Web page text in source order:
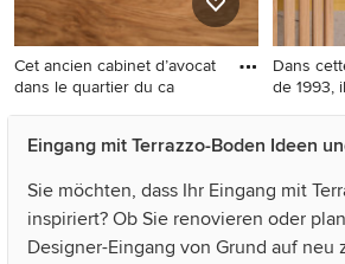
Cet ancien cabinet d’avocat
dans le quartier du ca
Großer Klassischer Eingang
mit Korridor, weißer
weißer Haustür, Terrazzo-
Boden und weißem Boden in
Nizza
Dans
de 1993,
Foyer
Eingang mit Terrazzo-Boden Ideen
Sie möchten, dass Ihr Eingang mit
inspiriert? Ob Sie renovieren oder
Designer-Eingang von Grund auf neu